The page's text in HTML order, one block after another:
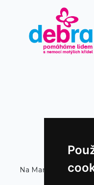
Na Maninách 1525/